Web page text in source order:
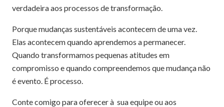
verdadeira aos processos de transformação.
Porque mudanças sustentáveis acontecem de uma vez.
Elas acontecem quando aprendemos a permanecer.
Quando transformamos pequenas atitudes em
compromisso e quando compreendemos que mudança não
é evento. É processo.
Conte comigo para oferecer à sua equipe ou aos